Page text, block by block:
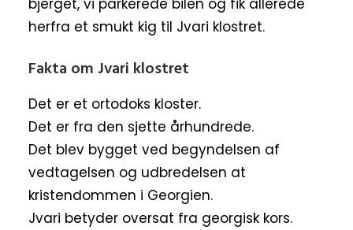
bjerget, vi parkerede bilen og fik allerede
herfra et smukt kig til Jvari klostret.
Fakta om Jvari klostret
Det er et ortodoks kloster.
Det er fra den sjette århundrede.
Det blev bygget ved begyndelsen af
vedtagelsen og udbredelsen at
kristendommen i Georgien.
Jvari betyder oversat fra georgisk kors.